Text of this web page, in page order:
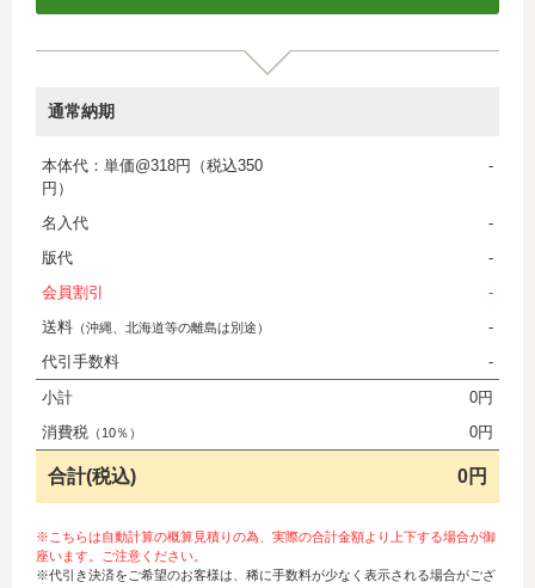
通常納期
本体代：単価@318円（税込350
円）
-
名入代
-
版代
-
会員割引
-
送料 （沖縄、北海道等の離島は別途）
-
代引手数料
-
小計
0円
消費税 （10％） 0円
合計(税込) 0円
※こちらは自動計算の概算見積りの為、実際の合計金額より上下する場合が御
座います。ご注意ください。
※代引き決済をご希望のお客様は、稀に手数料が少なく表示される場合がござ